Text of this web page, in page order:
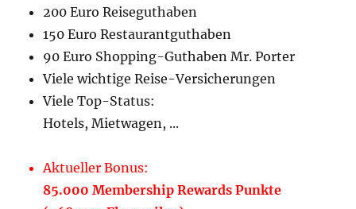
200 Euro Reiseguthaben
150 Euro Restaurantguthaben
90 Euro Shopping-Guthaben Mr. Porter
Viele wichtige Reise-Versicherungen
Viele Top-Status:
Hotels, Mietwagen, ...
Aktueller Bonus:
85.000 Membership Rewards Punkte